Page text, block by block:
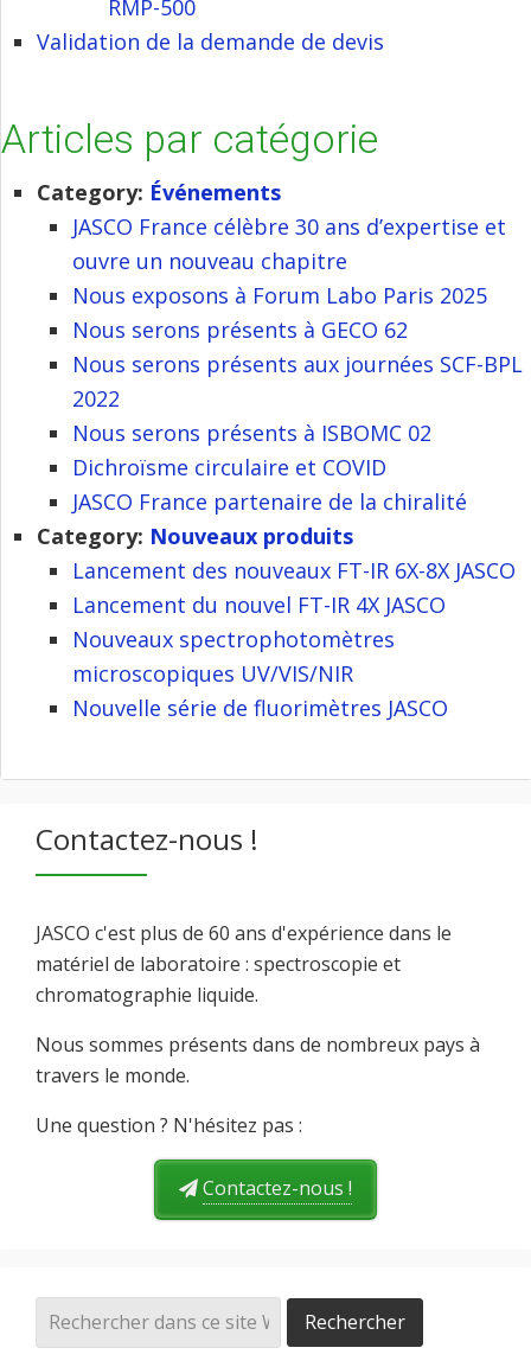
RMP-500
Validation de la demande de devis
Articles par catégorie
Category: Événements
JASCO France célèbre 30 ans d’expertise et
ouvre un nouveau chapitre
Nous exposons à Forum Labo Paris 2025
Nous serons présents à GECO 62
Nous serons présents aux journées SCF-BPL
2022
Nous serons présents à ISBOMC 02
Dichroïsme circulaire et COVID
JASCO France partenaire de la chiralité
Category: Nouveaux produits
Lancement des nouveaux FT-IR 6X-8X JASCO
Lancement du nouvel FT-IR 4X JASCO
Nouveaux spectrophotomètres
microscopiques UV/VIS/NIR
Nouvelle série de fluorimètres JASCO
Contactez-nous !
JASCO c'est plus de 60 ans d'expérience dans le
matériel de laboratoire : spectroscopie et
chromatographie liquide.
Nous sommes présents dans de nombreux pays à
travers le monde.
Une question ? N'hésitez pas :
Contactez-nous !